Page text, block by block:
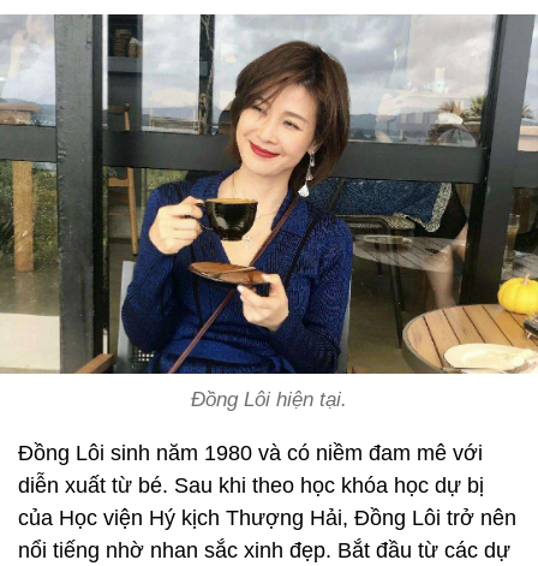
Đồng Lôi hiện tại.
Đồng Lôi sinh năm 1980 và có niềm đam mê với
diễn xuất từ bé. Sau khi theo học khóa học dự bị
của Học viện Hý kịch Thượng Hải, Đồng Lôi trở nên
nổi tiếng nhờ nhan sắc xinh đẹp. Bắt đầu từ các dự